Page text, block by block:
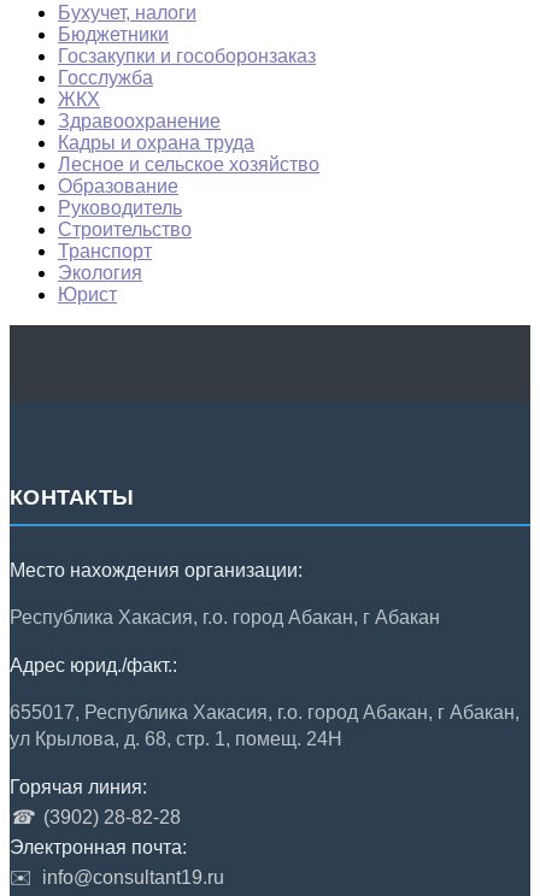
Бухучет, налоги
Бюджетники
Госзакупки и гособоронзаказ
Госслужба
ЖКХ
Здравоохранение
Кадры и охрана труда
Лесное и сельское хозяйство
Образование
Руководитель
Строительство
Транспорт
Экология
Юрист
КОНТАКТЫ
Место нахождения организации:
Республика Хакасия, г.о. город Абакан, г Абакан
Адрес юрид./факт.:
655017, Республика Хакасия, г.о. город Абакан, г Абакан,
ул Крылова, д. 68, стр. 1, помещ. 24Н
Горячая линия:
☎ (3902) 28-82-28
Электронная почта:
✉️
info@consultant19.ru